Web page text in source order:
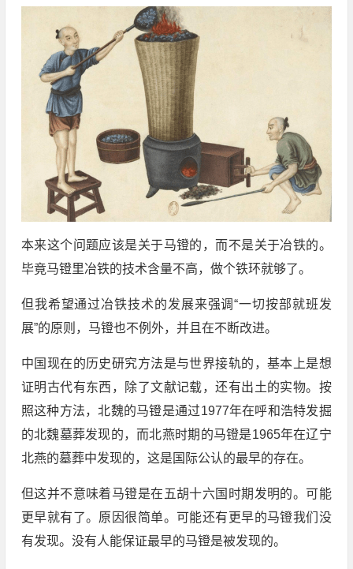
本来这个问题应该是关于马镫的，而不是关于冶铁的。
毕竟马镫里冶铁的技术含量不高，做个铁环就够了。
但我希望通过冶铁技术的发展来强调“一切按部就班发
展”的原则，马镫也不例外，并且在不断改进。
中国现在的历史研究方法是与世界接轨的，基本上是想
证明古代有东西，除了文献记载，还有出土的实物。按
照这种方法，北魏的马镫是通过1977年在呼和浩特发掘
的北魏墓葬发现的，而北燕时期的马镫是1965年在辽宁
北燕的墓葬中发现的，这是国际公认的最早的存在。
但这并不意味着马镫是在五胡十六国时期发明的。可能
更早就有了。原因很简单。可能还有更早的马镫我们没
有发现。没有人能保证最早的马镫是被发现的。